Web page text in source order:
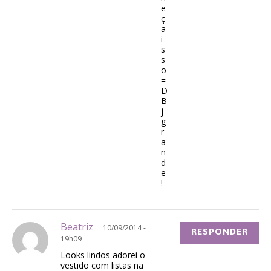
e
ç
a
i
s
s
o
=
D
B
j
g
r
a
n
d
e
!
Beatriz
10/09/2014 -
19h09
Looks lindos adorei o
vestido com listas na
RESPONDER